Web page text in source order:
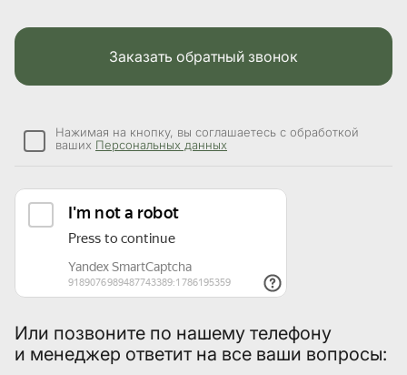
Или позвоните по нашему телефону
и менеджер ответит на все ваши вопросы:
Заказать обратный звонок
Нажимая на кнопку, вы соглашаетесь с обработкой
ваших Персональных данных